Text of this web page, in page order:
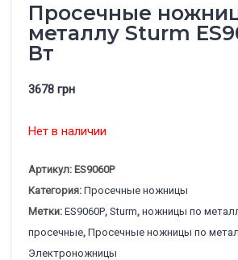
Просечные
металлу Sturm
Вт
3678 грн
Нет в наличии
Артикул: ES9060P
Категория: Просечные ножницы
Метки: ES9060P, Sturm, ножницы по
просечные, Просечные ножницы по
Электроножницы